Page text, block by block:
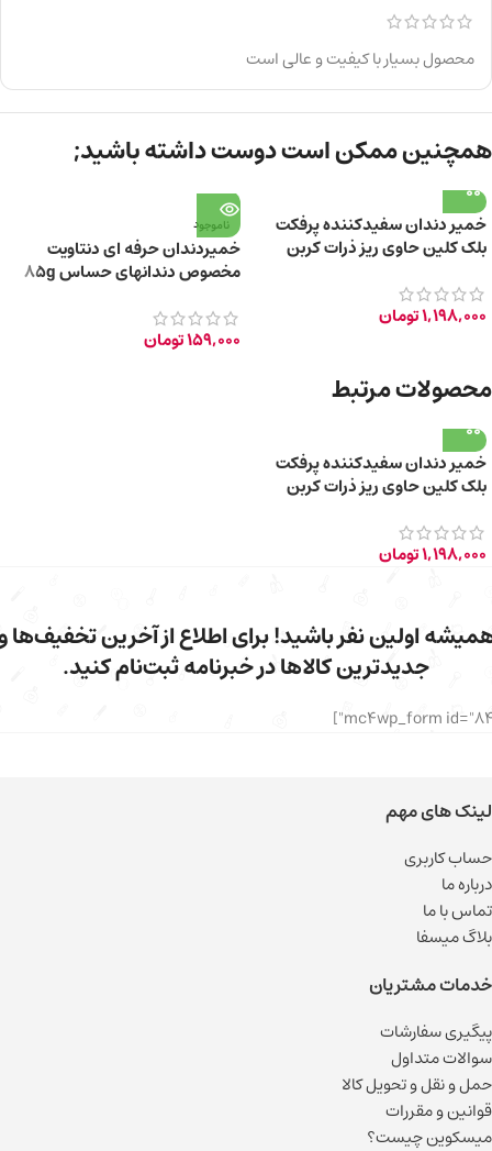
محصول بسیار با کیفیت و عالی است
همچنین ممکن است دوست داشته باشید;
خمیر دندان سفیدکننده پرفکت
بلک کلین حاوی ریز ذرات کربن
1,198,000تومان
ناموجود
خمیردندان حرفه ای دنتاویت
مخصوص دندان­های حساس 85g
159,000تومان
محصولات مرتبط
خمیر دندان سفیدکننده پرفکت
بلک کلین حاوی ریز ذرات کربن
1,198,000تومان
اولین نفر باشید! برای اطلاع از آخرین تخفیف‌ها
جدیدترین کالاها در خبرنامه ثبت‌نام کنید.
لینک های مهم
حساب کاربری
درباره ما
تماس با ما
بلاگ میسفا
خدمات مشتریان
پیگیری سفارشات
سوالات متداول
حمل و نقل و تحویل کالا
قوانین و مقررات
میسکوین چیست؟